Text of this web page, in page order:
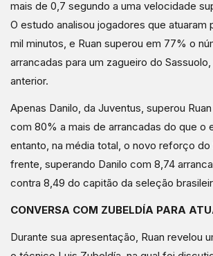
mais de 0,7 segundo a uma velocidade
O estudo analisou jogadores que atuaram
mil minutos, e Ruan superou em 77% o
arrancadas para um zagueiro do
anterior.
Apenas Danilo, da Juventus, superou
com 80% a mais de arrancadas do que o
entanto, na média total, o novo reforço do
frente, superando Danilo com 8,74
contra 8,49 do capitão da seleção
CONVERSA COM ZUBELDÍA PARA
Durante sua apresentação, Ruan revelou